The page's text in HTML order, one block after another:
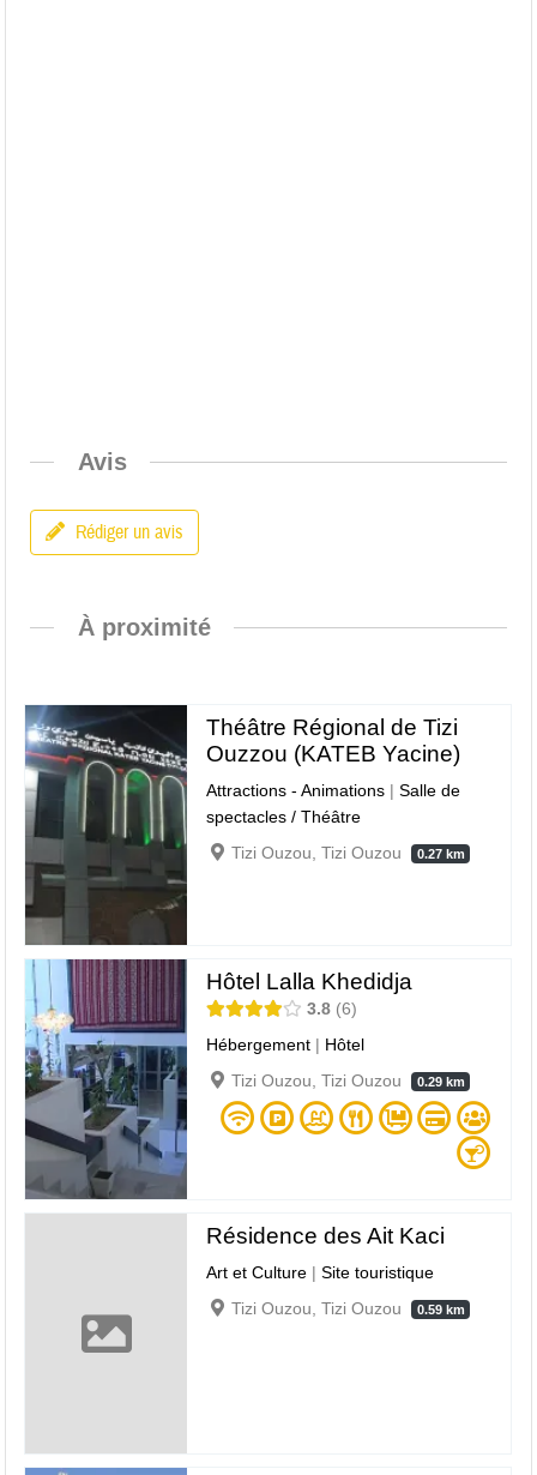
Avis
Rédiger un avis
À proximité
Théâtre Régional de Tizi
Ouzzou (KATEB Yacine)
Attractions - Animations |Salle de
spectacles / Théâtre
Tizi Ouzou, Tizi Ouzou
0.27 km
Hôtel Lalla Khedidja
3.8 6
Hébergement | Hôtel
Tizi Ouzou, Tizi Ouzou
0.29 km
Résidence des Ait Kaci
Art et Culture |Site touristique
Tizi Ouzou, Tizi Ouzou
0.59 km